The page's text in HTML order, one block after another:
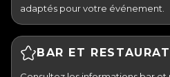
adaptés pour votre événement.
BAR ET